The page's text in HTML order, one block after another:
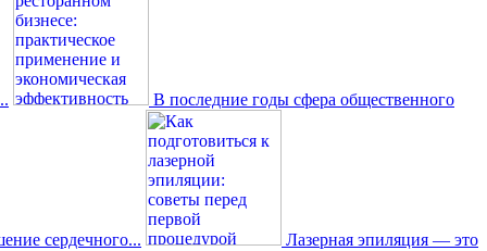
В последние годы сфера общественного
сердечного... Лазерная эпиляция — это